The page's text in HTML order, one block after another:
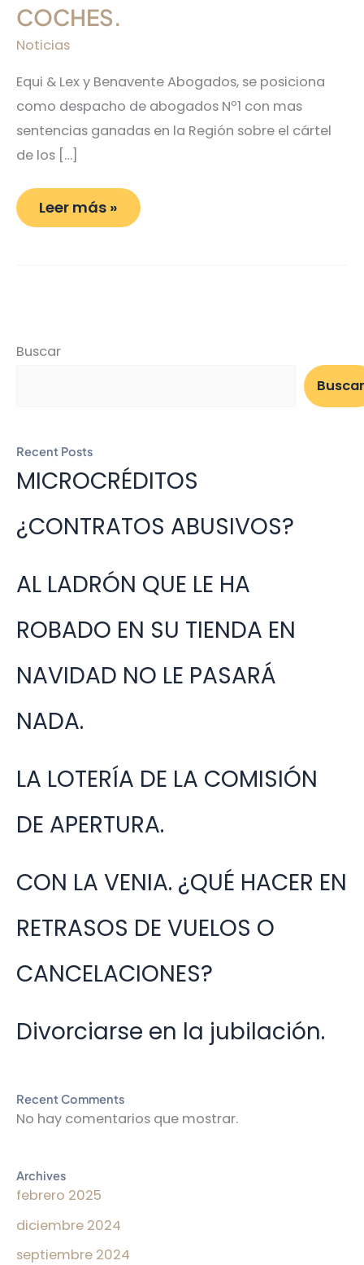
COCHES.
Noticias
Equi & Lex y Benavente Abogados, se posiciona
como despacho de abogados Nº1 con mas
sentencias ganadas en la Región sobre el cártel
de los […]
Leer más »
Buscar
Buscar
Recent Posts
MICROCRÉDITOS
¿CONTRATOS ABUSIVOS?
AL LADRÓN QUE LE HA
ROBADO EN SU TIENDA EN
NAVIDAD NO LE PASARÁ
NADA.
LA LOTERÍA DE LA COMISIÓN
DE APERTURA.
CON LA VENIA. ¿QUÉ HACER EN
RETRASOS DE VUELOS O
CANCELACIONES?
Divorciarse en la jubilación.
Recent Comments
No hay comentarios que mostrar.
Archives
febrero 2025
diciembre 2024
septiembre 2024